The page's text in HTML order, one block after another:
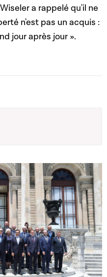
a rappelé qu'il ne
n'est pas un acquis :
jour après jour ».